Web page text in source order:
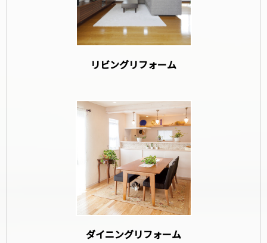
リビングリフォーム
ダイニングリフォーム